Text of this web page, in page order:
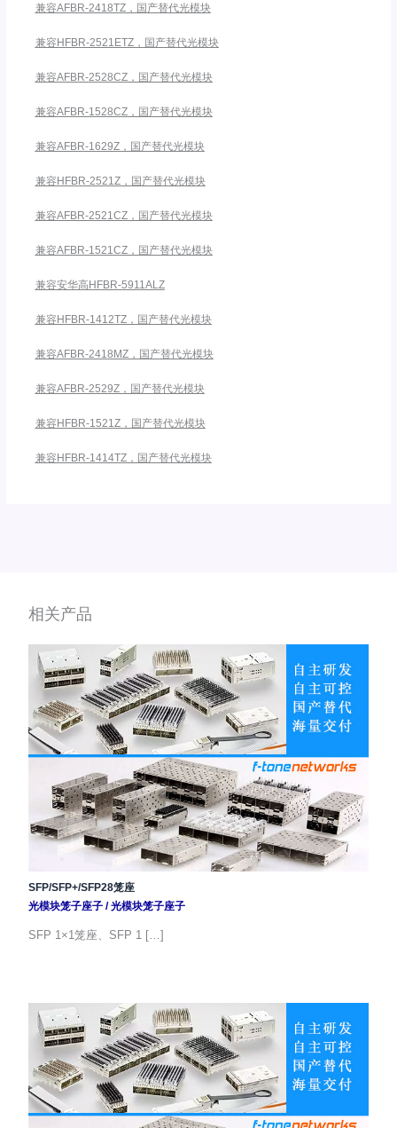
兼容AFBR-2418TZ，国产替代光模块
兼容HFBR-2521ETZ，国产替代光模块
兼容AFBR-2528CZ，国产替代光模块
兼容AFBR-1528CZ，国产替代光模块
兼容AFBR-1629Z，国产替代光模块
兼容HFBR-2521Z，国产替代光模块
兼容AFBR-2521CZ，国产替代光模块
兼容AFBR-1521CZ，国产替代光模块
兼容安华高HFBR-5911ALZ
兼容HFBR-1412TZ，国产替代光模块
兼容AFBR-2418MZ，国产替代光模块
兼容AFBR-2529Z，国产替代光模块
兼容HFBR-1521Z，国产替代光模块
兼容HFBR-1414TZ，国产替代光模块
相关产品
SFP/SFP+/SFP28笼座
光模块笼子座子/光模块笼子座子
SFP 1×1笼座、SFP 1 […]